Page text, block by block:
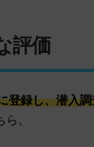
評価
登録し、潜入
。